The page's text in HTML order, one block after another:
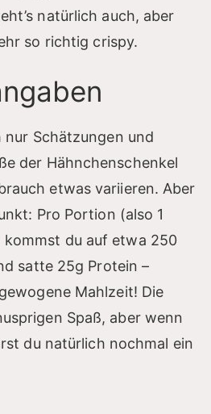
natürlich auch, aber
so richtig crispy.
Schätzungen und
der Hähnchenschenkel
etwas variieren. Aber
Pro Portion (also 1
kommst du auf etwa 250
satte 25g Protein –
Mahlzeit! Die
Spaß, aber wenn
du natürlich nochmal ein